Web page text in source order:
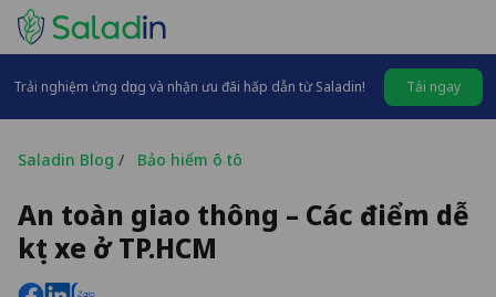
Trải nghiệm ứng dụng và nhận ưu đãi hấp dẫn từ Saladin! Tải ngay
Saladin Blog / Bảo hiểm ô tô
An toàn giao thông – Các điểm dễ
kẹt xe ở TP.HCM